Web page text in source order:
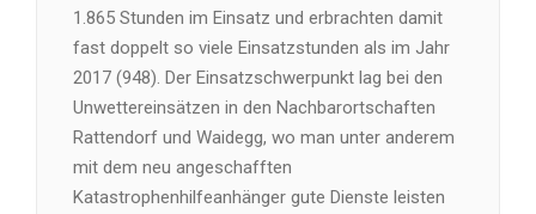
1.865 Stunden im Einsatz und erbrachten damit
fast doppelt so viele Einsatzstunden als im Jahr
2017 (948). Der Einsatzschwerpunkt lag bei den
Unwettereinsätzen in den Nachbarortschaften
Rattendorf und Waidegg, wo man unter anderem
mit dem neu angeschafften
Katastrophenhilfeanhänger gute Dienste leisten